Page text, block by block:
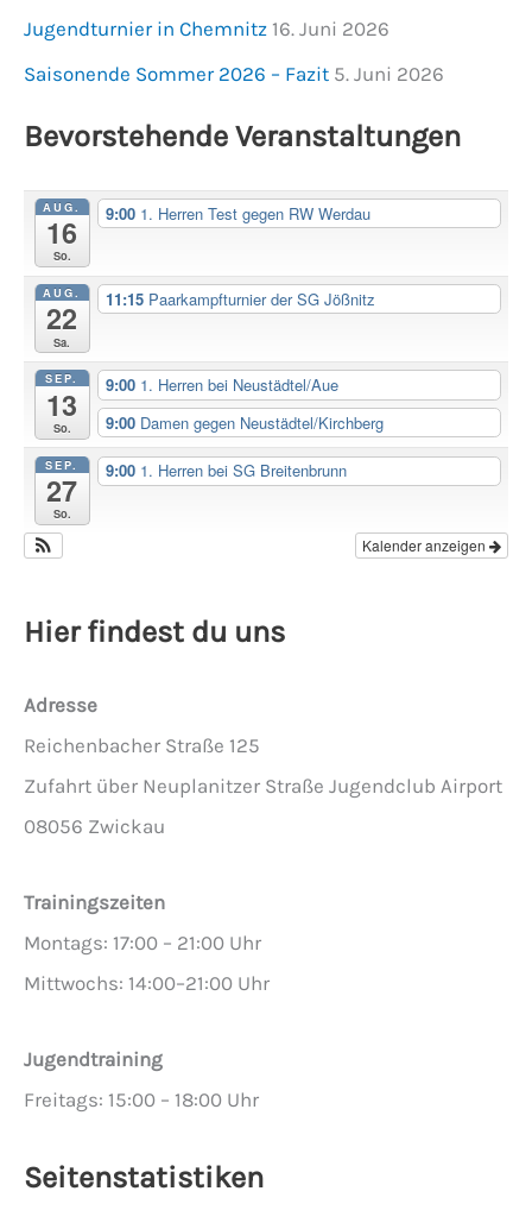
Jugendturnier in Chemnitz 16. Juni 2026
Saisonende Sommer 2026 – Fazit 5. Juni 2026
Bevorstehende Veranstaltungen
AUG.
16
So.
9:00 1. Herren Test gegen RW Werdau
AUG.
22
Sa.
11:15 Paarkampfturnier der SG Jößnitz
SEP.
13
So.
9:00 1. Herren bei Neustädtel/Aue
9:00 Damen gegen Neustädtel/Kirchberg
SEP.
27
So.
9:00 1. Herren bei SG Breitenbrunn
Kalender anzeigen
Hier findest du uns
Adresse
Reichenbacher Straße 125
Zufahrt über Neuplanitzer Straße Jugendclub Airport
08056 Zwickau
Trainingszeiten
Montags: 17:00 – 21:00 Uhr
Mittwochs: 14:00–21:00 Uhr
Jugendtraining
Freitags: 15:00 – 18:00 Uhr
Seitenstatistiken